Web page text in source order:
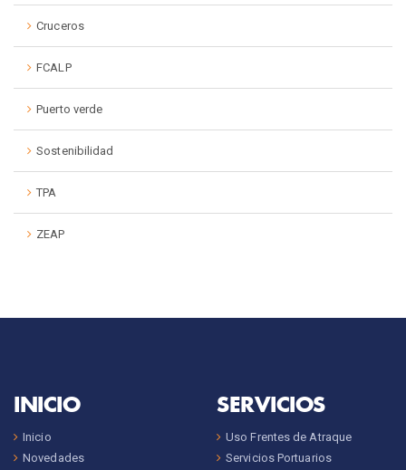
Cruceros
FCALP
Puerto verde
Sostenibilidad
TPA
ZEAP
INICIO
Inicio
Novedades
SERVICIOS
Uso Frentes de Atraque
Servicios Portuarios